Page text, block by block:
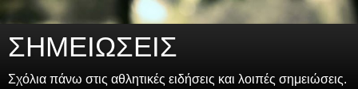
ΣΗΜΕΙΩΣΕΙΣ
Σχόλια πάνω στις αθλητικές ειδήσεις και λοιπές σημειώσεις.